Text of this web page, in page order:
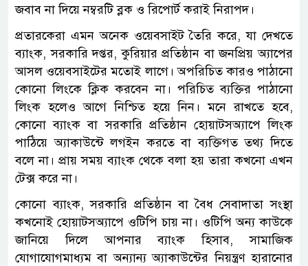
জবাব না দিয়ে নম্বরটি ব্লক ও রিপোর্ট করাই নিরাপদ।
প্রতারকেরা এমন অনেক ওয়েবসাইট তৈরি করে, যা দেখতে
ব্যাংক, সরকারি দপ্তর, কুরিয়ার প্রতিষ্ঠান বা জনপ্রিয় অ্যাপের
আসল ওয়েবসাইটের মতোই লাগে। অপরিচিত কারও পাঠানো
কোনো লিংকে ক্লিক করবেন না। পরিচিত ব্যক্তির পাঠানো
লিংক হলেও আগে নিশ্চিত হয়ে নিন। মনে রাখতে হবে,
কোনো ব্যাংক বা সরকারি প্রতিষ্ঠান হোয়াটসঅ্যাপে লিংক
পাঠিয়ে অ্যাকাউন্টে লগইন করতে বা ব্যক্তিগত তথ্য দিতে
বলে না। প্রায় সময় ব্যাংক থেকে বলা হয় তারা কখনো এখন
টেক্স করে না।
কোনো ব্যাংক, সরকারি প্রতিষ্ঠান বা বৈধ সেবাদাতা সংস্থা
কখনোই হোয়াটসঅ্যাপে ওটিপি চায় না। ওটিপি অন্য কাউকে
জানিয়ে দিলে আপনার ব্যাংক হিসাব, সামাজিক
যোগাযোগমাধ্যম বা অন্যান্য অ্যাকাউন্টের নিয়ন্ত্রণ হারানোর